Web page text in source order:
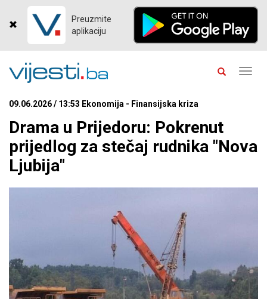
Preuzmite
aplikaciju
09.06.2026 / 13:53 Ekonomija - Finansijska kriza
Drama u Prijedoru: Pokrenut
prijedlog za stečaj rudnika "Nova
Ljubija"